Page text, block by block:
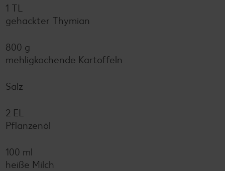
1 TL
gehackter Thymian
800 g
mehligkochende Kartoffeln
Salz
2 EL
Pflanzenöl
100 ml
heiße Milch